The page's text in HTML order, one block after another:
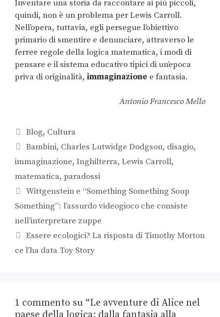
Inventare una storia da raccontare ai più piccoli,
quindi, non è un problema per Lewis Carroll.
Nell’opera, tuttavia, egli persegue l’obiettivo
primario di smentire e denunciare, attraverso le
ferree regole della logica matematica, i modi di
pensare e il sistema educativo tipici di un’epoca
priva di originalità, immaginazione e fantasia.
Antonio Francesco Mello
Blog, Cultura
Bambini, Charles Lutwidge Dodgson, disagio,
immaginazione, Inghilterra, Lewis Carroll,
matematica, paradossi
Wittgenstein e “Something Something Soup
Something”: l’assurdo videogioco che consiste
nell’interpretare zuppe
Essere ecologici? La risposta di Timothy Morton
ce l’ha data Toy Story
1 commento su “Le avventure di Alice nel